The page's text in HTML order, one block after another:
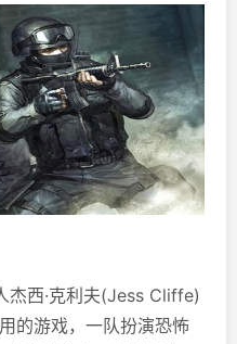
西·克利夫(Jess Cliffe)
的游戏，一队扮演恐怖